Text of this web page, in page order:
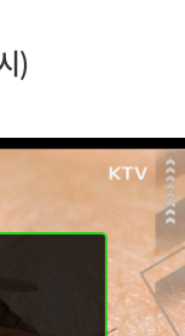
)